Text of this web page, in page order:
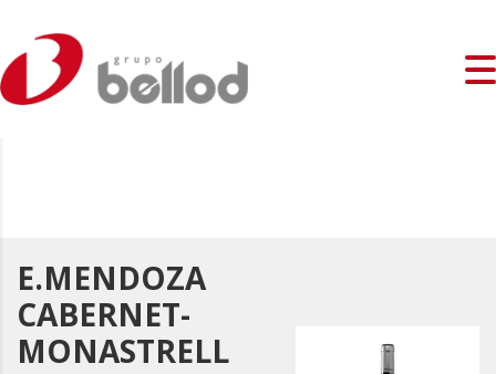
E.MENDOZA
CABERNET-
MONASTRELL